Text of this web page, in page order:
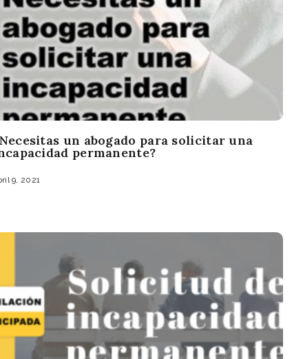
un abogado para solicitar una
permanente?
9, 2021